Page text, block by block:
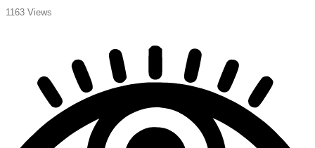
1163 Views